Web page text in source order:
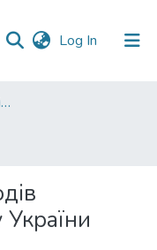
Log In (current)
04. Економіко-правовий факультет